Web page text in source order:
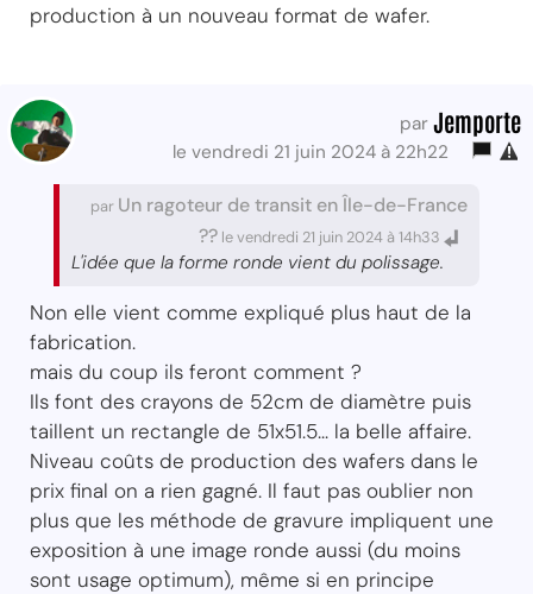
production à un nouveau format de wafer.
par Jemporte
le vendredi 21 juin 2024 à 22h22
par Un ragoteur de transit en Île-de-France
?? le vendredi 21 juin 2024 à 14h33
L'idée que la forme ronde vient du polissage.
Non elle vient comme expliqué plus haut de la
fabrication.
mais du coup ils feront comment ?
Ils font des crayons de 52cm de diamètre puis
taillent un rectangle de 51x51.5... la belle affaire.
Niveau coûts de production des wafers dans le
prix final on a rien gagné. Il faut pas oublier non
plus que les méthode de gravure impliquent une
exposition à une image ronde aussi (du moins
sont usage optimum), même si en principe